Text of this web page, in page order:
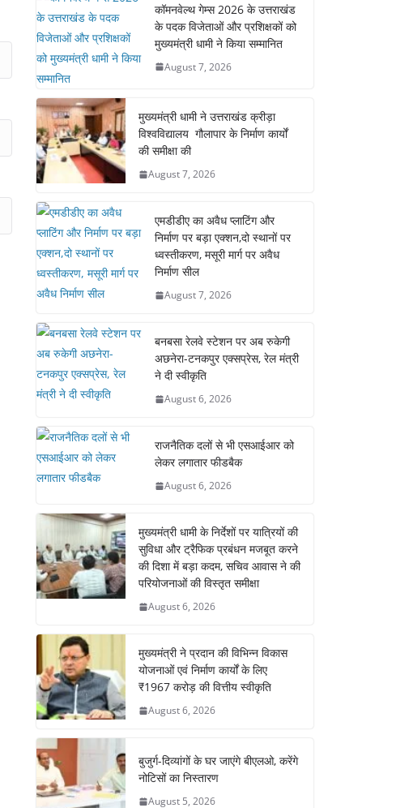
कॉमनवेल्थ गेम्स 2026 के उत्तराखंड
के पदक विजेताओं और प्रशिक्षकों को
मुख्यमंत्री धामी ने किया सम्मानित
August 7, 2026
मुख्यमंत्री धामी ने उत्तराखंड क्रीड़ा
विश्वविद्यालय गौलापार के निर्माण कार्यों
की समीक्षा की
August 7, 2026
एमडीडीए का अवैध प्लाटिंग और
निर्माण पर बड़ा एक्शन,दो स्थानों पर
ध्वस्तीकरण, मसूरी मार्ग पर अवैध
निर्माण सील
August 7, 2026
बनबसा रेलवे स्टेशन पर अब रुकेगी
अछनेरा-टनकपुर एक्सप्रेस, रेल मंत्री
ने दी स्वीकृति
August 6, 2026
राजनैतिक दलों से भी एसआईआर को
लेकर लगातार फीडबैक
August 6, 2026
मुख्यमंत्री धामी के निर्देशों पर यात्रियों की
सुविधा और ट्रैफिक प्रबंधन मजबूत करने
की दिशा में बड़ा कदम, सचिव आवास ने की
परियोजनाओं की विस्तृत समीक्षा
August 6, 2026
मुख्यमंत्री ने प्रदान की विभिन्न विकास
योजनाओं एवं निर्माण कार्यों के लिए
₹1967 करोड़ की वित्तीय स्वीकृति
August 6, 2026
बुजुर्ग-दिव्यांगों के घर जाएंगे बीएलओ, करेंगे
नोटिसों का निस्तारण
August 5, 2026